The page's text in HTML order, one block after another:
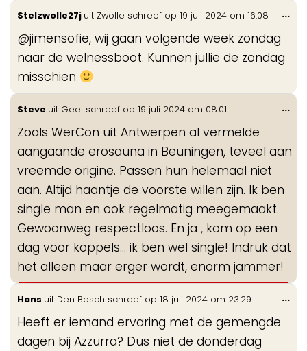
Stelzwolle27j uit Zwolle schreef op 19 juli 2024 om 16:08
@jimensofie, wij gaan volgende week zondag
naar de welnessboot. Kunnen jullie de zondag
misschien
...
Steve uit Geel schreef op 19 juli 2024 om 08:01
Zoals WerCon uit Antwerpen al vermelde
aangaande erosauna in Beuningen, teveel aan
vreemde origine. Passen hun helemaal niet
aan. Altijd haantje de voorste willen zijn. Ik ben
single man en ook regelmatig meegemaakt.
Gewoonweg respectloos. En ja , kom op een
dag voor koppels… ik ben wel single! Indruk dat
het alleen maar erger wordt, enorm jammer!
...
Hans uit Den Bosch schreef op 18 juli 2024 om 23:29
Heeft er iemand ervaring met de gemengde
dagen bij Azzurra? Dus niet de donderdag
...